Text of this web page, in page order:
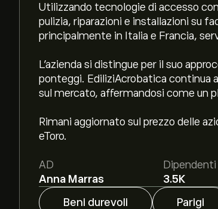
Utilizzando tecnologie di accesso
pulizia, riparazioni e installazioni su
principalmente in Italia e Francia,
L'azienda si distingue per il suo
ponteggi. EdiliziAcrobatica continua
sul mercato, affermandosi come un
Rimani aggiornato sul prezzo delle
eToro.
AD
Anna Marras
Dipendenti
3.5K
Beni durevoli
Parigi